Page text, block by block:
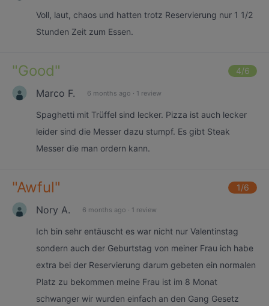
Voll, laut, chaos und hatten trotz Reservierung nur 1 1/2
Stunden Zeit zum Essen.
"Good" 4/6
Marco F. 6 months ago · 1 review
Spaghetti mit Trüffel sind lecker. Pizza ist auch lecker
leider sind die Messer dazu stumpf. Es gibt Steak
Messer die man ordern kann.
"Awful" 1/6
Nory A. 6 months ago · 1 review
Ich bin sehr entäuscht es war nicht nur Valentinstag
sondern auch der Geburtstag von meiner Frau ich habe
extra bei der Reservierung darum gebeten ein normalen
Platz zu bekommen meine Frau ist im 8 Monat
schwanger wir wurden einfach an den Gang Gesetz